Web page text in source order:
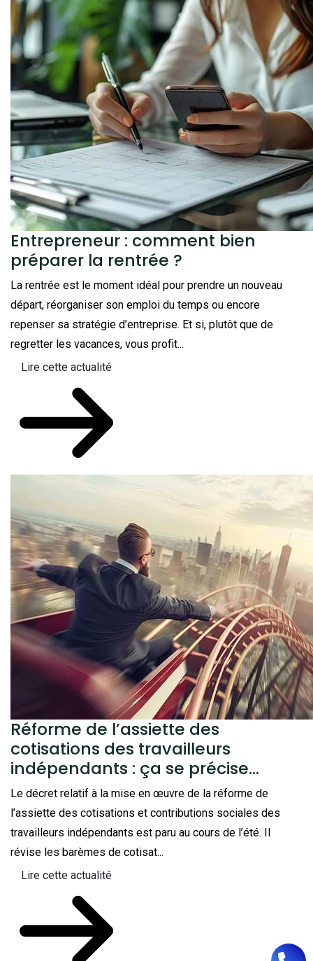
Entrepreneur : comment bien
préparer la rentrée ?
La rentrée est le moment idéal pour prendre un nouveau
départ, réorganiser son emploi du temps ou encore
repenser sa stratégie d’entreprise. Et si, plutôt que de
regretter les vacances, vous profit...
Lire cette actualité
Réforme de l’assiette des
cotisations des travailleurs
indépendants : ça se précise…
Le décret relatif à la mise en œuvre de la réforme de
l’assiette des cotisations et contributions sociales des
travailleurs indépendants est paru au cours de l’été. Il
révise les barèmes de cotisat...
Lire cette actualité